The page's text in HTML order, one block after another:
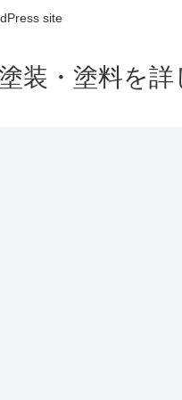
site
装・塗料を詳